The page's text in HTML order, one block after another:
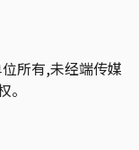
所有,未经端传媒